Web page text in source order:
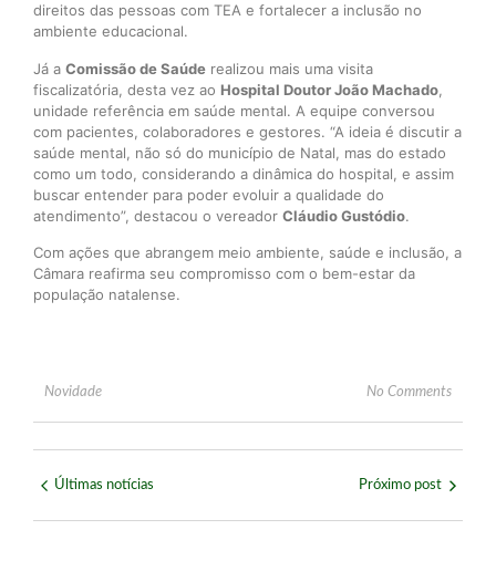
direitos das pessoas com TEA e fortalecer a inclusão no
ambiente educacional.
Já a Comissão de Saúde realizou mais uma visita
fiscalizatória, desta vez ao Hospital Doutor João Machado
unidade referência em saúde mental. A equipe conversou
com pacientes, colaboradores e gestores. “A ideia é discutir a
saúde mental, não só do município de Natal, mas do estado
como um todo, considerando a dinâmica do hospital, e assim
buscar entender para poder evoluir a qualidade do
atendimento”, destacou o vereador Cláudio Gustódio.
Com ações que abrangem meio ambiente, saúde e inclusão, a
Câmara reafirma seu compromisso com o bem-estar da
população natalense.
Novidade No Comments
Últimas notícias Próximo post